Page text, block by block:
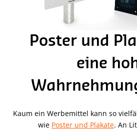
Poster und
eine
Kaum ein Werbemittel kann so
wie Poster und Plakate. An